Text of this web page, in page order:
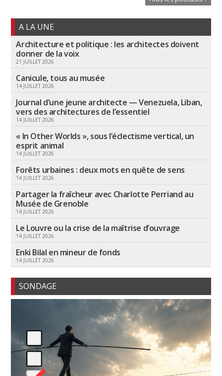
A LA UNE
Architecture et politique : les architectes doivent
donner de la voix
21 JUILLET 2026
Canicule, tous au musée
14 JUILLET 2026
Journal d’une jeune architecte — Venezuela, Liban,
vers des architectures de l’essentiel
14 JUILLET 2026
« In Other Worlds », sous l’éclectisme vertical, un
esprit animal
14 JUILLET 2026
Forêts urbaines : deux mots en quête de sens
14 JUILLET 2026
Partager la fraîcheur avec Charlotte Perriand au
Musée de Grenoble
14 JUILLET 2026
Le Louvre ou la crise de la maîtrise d’ouvrage
14 JUILLET 2026
Enki Bilal en mineur de fonds
14 JUILLET 2026
SONDAGE